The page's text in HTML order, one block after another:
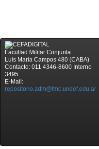
Facultad Militar Conjunta
Luis María Campos 480 (CABA)
Contacto: 011 4346-8600 Interno
3495
E-Mail:
repositorio.adm@fmc.undef.edu.ar